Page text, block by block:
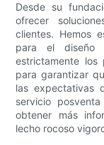
Desde su
ofrecer
clientes. Hemos
para el diseño
estrictamente los
para garantizar
las expectativas
servicio
obtener más
lecho rocoso